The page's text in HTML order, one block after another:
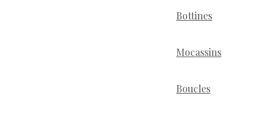
Bottines
Mocassins
Boucles